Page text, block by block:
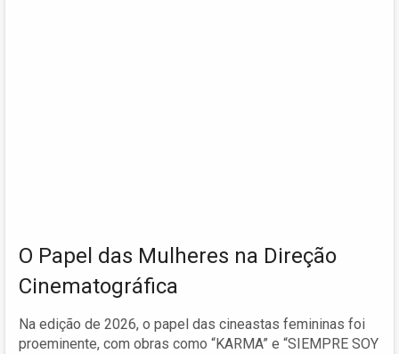
O Papel das Mulheres na Direção
Cinematográfica
Na edição de 2026, o papel das cineastas femininas foi
proeminente, com obras como “KARMA” e “SIEMPRE SOY